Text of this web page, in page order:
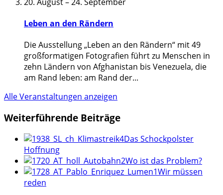
Leben an den Rändern
Die Ausstellung „Leben an den Rändern“ mit 49
großformatigen Fotografien führt zu Menschen in
zehn Ländern von Afghanistan bis Venezuela, die
am Rand leben: am Rand der...
Alle Veranstaltungen anzeigen
Weiterführende Beiträge
Das Schockpolster
Hoffnung
Wo ist das Problem?
Wir müssen
reden